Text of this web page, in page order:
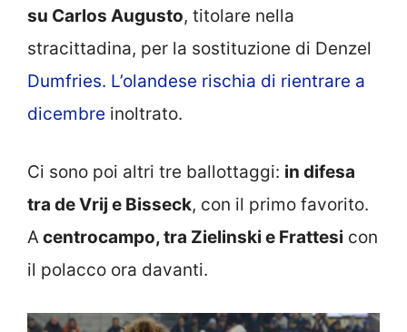
su Carlos Augusto, titolare nella
stracittadina, per la sostituzione di Denzel
Dumfries. L’olandese rischia di rientrare a
dicembre inoltrato.
Ci sono poi altri tre ballottaggi: in difesa
tra de Vrij e Bisseck, con il primo favorito.
Acentrocampo, tra Zielinski e Frattesi con
il polacco ora davanti.